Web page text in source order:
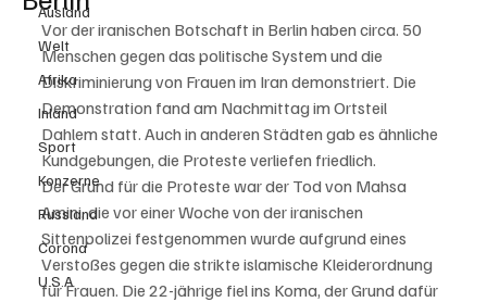
Ausland
Welt
Afrika
Inland
Sport
Konzerne
Russland
Corona
U.S.A
Vor der iranischen Botschaft in Berlin haben circa. 50
Menschen gegen das politische System und die
Diskriminierung von Frauen im Iran demonstriert. Die
Demonstration fand am Nachmittag im Ortsteil
Dahlem statt. Auch in anderen Städten gab es ähnliche
Kundgebungen, die Proteste verliefen friedlich.
Der Grund für die Proteste war der Tod von Mahsa
Amini, die vor einer Woche von der iranischen
Sittenpolizei festgenommen wurde aufgrund eines
Verstoßes gegen die strikte islamische Kleiderordnung
für Frauen. Die 22-jährige fiel ins Koma, der Grund dafür